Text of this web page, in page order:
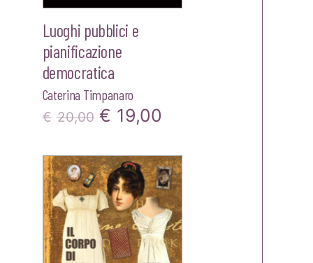
Luoghi pubblici e
pianificazione
democratica
Caterina Timpanaro
€ 20,00 Il
originale
era:
€20,00.
€ 19,00
attuale
è:
€19,00.